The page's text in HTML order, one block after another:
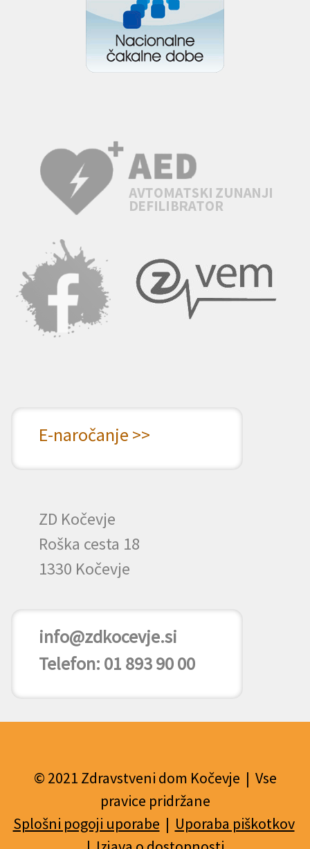
E-naročanje >>
ZD Kočevje
Roška cesta 18
1330 Kočevje
info@zdkocevje.si
Telefon: 01 893 90 00
© 2021 Zdravstveni dom Kočevje | Vse
pravice pridržane
Splošni pogoji uporabe | Uporaba piškotkov